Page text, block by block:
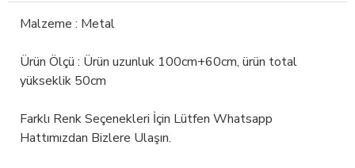
Malzeme : Metal
Ürün Ölçü : Ürün uzunluk 100cm+60cm, ürün total
yükseklik 50cm
Farklı Renk Seçenekleri İçin Lütfen Whatsapp
Hattımızdan Bizlere Ulaşın.